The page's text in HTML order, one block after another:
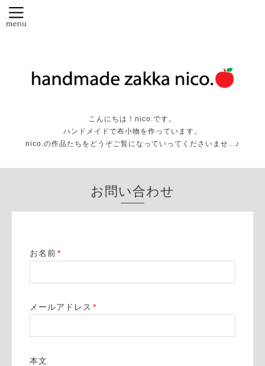
こんにちは！nico.です。
ハンドメイドで布小物を作っています。
nico.の作品たちをどうぞご覧になっていってくださいませ...♪
お問い合わせ
お名前*
メールアドレス *
本文